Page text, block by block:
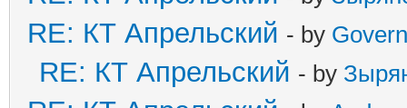
RE: КТ Апрельский - by
RE: КТ Апрельский - by